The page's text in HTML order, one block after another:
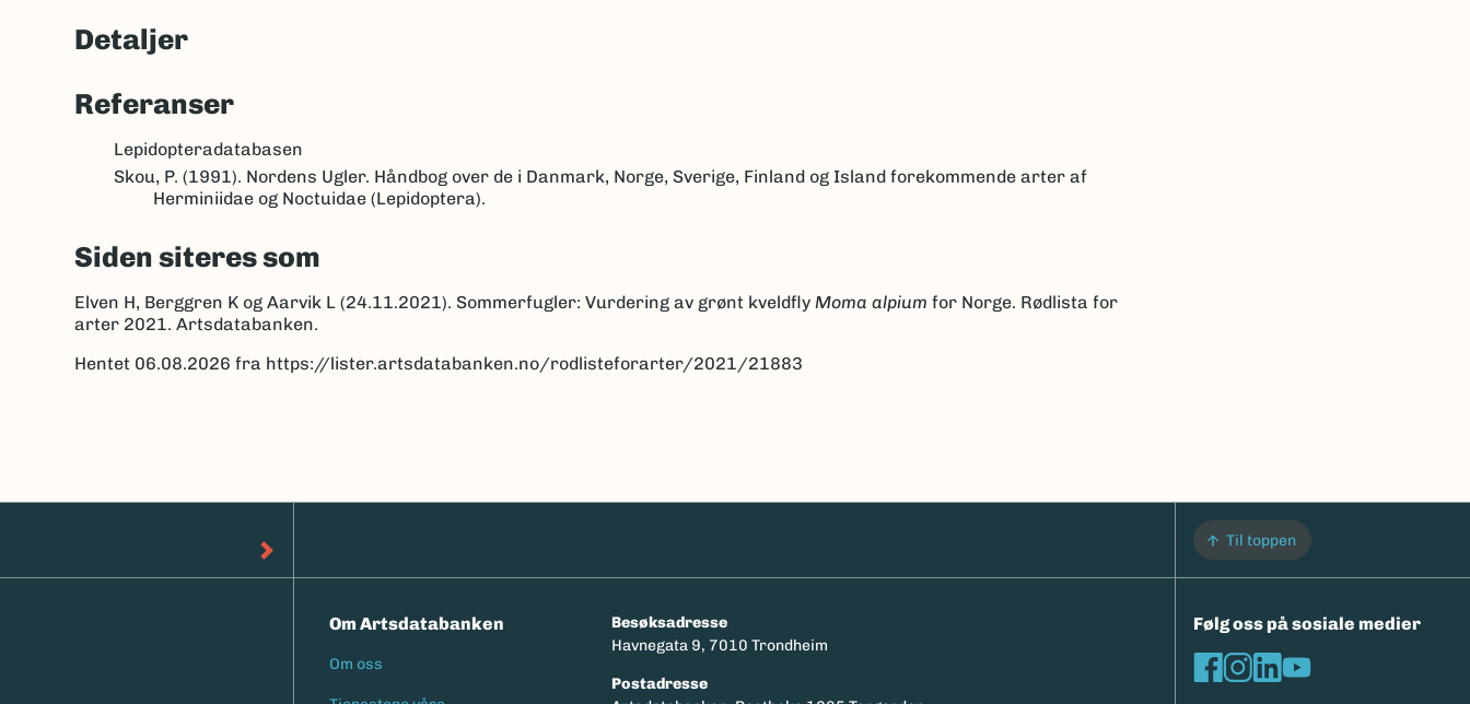
Detaljer
Referanser
Lepidopteradatabasen
Skou, P. (1991). Nordens Ugler. Håndbog over de i Danmark, Norge, Sverige, Finland og Island forekommende arter af
Herminiidae og Noctuidae (Lepidoptera).
Siden siteres som
Elven H, Berggren K og Aarvik L (24.11.2021). Sommerfugler: Vurdering av grønt kveldfly Moma alpium for Norge. Rødlista for
arter 2021. Artsdatabanken.
Hentet 06.08.2026 fra https://lister.artsdatabanken.no/rodlisteforarter/2021/21883
Til toppen
Om Artsdatabanken
Om oss
Besøksadresse
Havnegata 9, 7010 Trondheim
Postadresse
Følg oss på sosiale medier